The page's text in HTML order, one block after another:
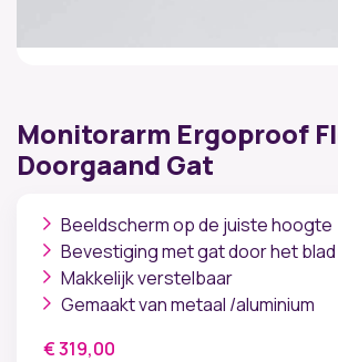
Monitorarm Ergoproof
Doorgaand Gat
Beeldscherm op de juiste hoogte
Bevestiging met gat door het blad
Makkelijk verstelbaar
Gemaakt van metaal /aluminium
€319,00